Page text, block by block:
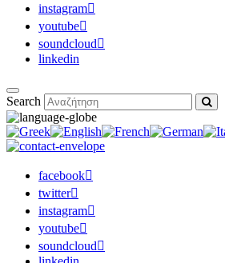
instagram
youtube
soundcloud
linkedin
Search
facebook
twitter
instagram
youtube
soundcloud